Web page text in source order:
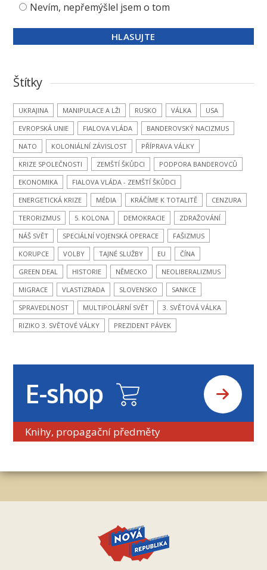
Nevím, nepřemýšlel jsem o tom
Štítky
UKRAJINA MANIPULACE A LŽI RUSKO VÁLKA
USA
EVROPSKÁ UNIE
FIALOVA VLÁDA
BANDEROVSKÝ NACIZMUS
NATO
KOLONIÁLNÍ ZÁVISLOST
PŘÍPRAVA VÁLKY
KRIZE SPOLEČNOSTI
ZEMŠTÍ ŠKŮDCI
PODPORA BANDEROVCŮ
EKONOMIKA
FIALOVA VLÁDA - ZEMŠTÍ ŠKŮDCI
ENERGETICKÁ KRIZE
MÉDIA KRÁČÍME K TOTALITĚ
CENZURA
TERORIZMUS
5. KOLONA DEMOKRACIE
ZDRAŽOVÁNÍ
NÁŠ SVĚT
SPECIÁLNÍ VOJENSKÁ OPERACE
FAŠIZMUS
KORUPCE
VOLBY TAJNÉ SLUŽBY EU
ČÍNA
GREEN DEAL
HISTORIE NĚMECKO
NEOLIBERALIZMUS
MIGRACE
VLASTIZRADA SLOVENSKO
SANKCE
SPRAVEDLNOST
MULTIPOLÁRNÍ SVĚT
3. SVĚTOVÁ VÁLKA
RIZIKO 3. SVĚTOVÉ VÁLKY
PREZIDENT PÁVEK
E-shop
Knihy, propagační předměty